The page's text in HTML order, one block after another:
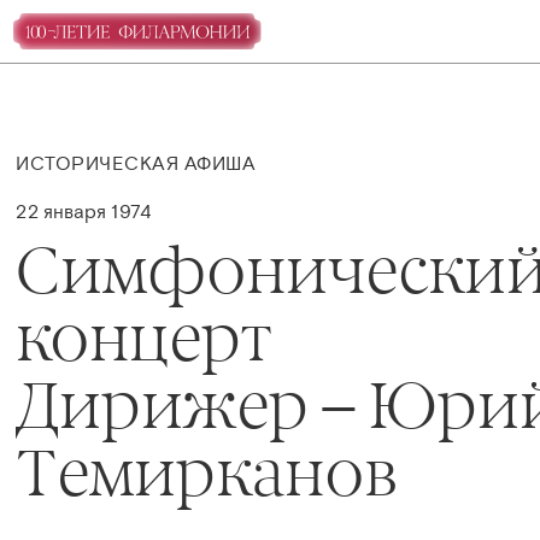
ИСТОРИЧЕСКАЯ АФИША
22 января 1974
концерт
Дирижер –
Темирканов